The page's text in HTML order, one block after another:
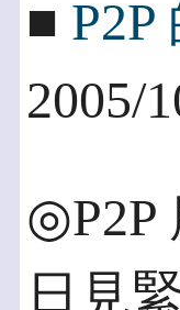
■
2005/
◎P2P
日見